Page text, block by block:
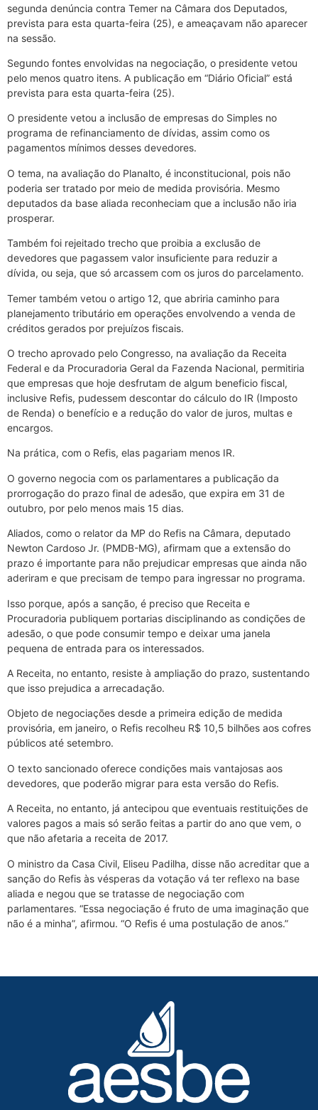
segunda denúncia contra Temer na Câmara dos Deputados,
prevista para esta quarta-feira (25), e ameaçavam não aparecer
na sessão.
Segundo fontes envolvidas na negociação, o presidente vetou
pelo menos quatro itens. A publicação em “Diário Oficial” está
prevista para esta quarta-feira (25).
O presidente vetou a inclusão de empresas do Simples no
programa de refinanciamento de dívidas, assim como os
pagamentos mínimos desses devedores.
O tema, na avaliação do Planalto, é inconstitucional, pois não
poderia ser tratado por meio de medida provisória. Mesmo
deputados da base aliada reconheciam que a inclusão não iria
prosperar.
Também foi rejeitado trecho que proibia a exclusão de
devedores que pagassem valor insuficiente para reduzir a
dívida, ou seja, que só arcassem com os juros do parcelamento.
Temer também vetou o artigo 12, que abriria caminho para
planejamento tributário em operações envolvendo a venda de
créditos gerados por prejuízos fiscais.
O trecho aprovado pelo Congresso, na avaliação da Receita
Federal e da Procuradoria Geral da Fazenda Nacional, permitiria
que empresas que hoje desfrutam de algum beneficio fiscal,
inclusive Refis, pudessem descontar do cálculo do IR (Imposto
de Renda) o benefício e a redução do valor de juros, multas e
encargos.
Na prática, com o Refis, elas pagariam menos IR.
O governo negocia com os parlamentares a publicação da
prorrogação do prazo final de adesão, que expira em 31 de
outubro, por pelo menos mais 15 dias.
Aliados, como o relator da MP do Refis na Câmara, deputado
Newton Cardoso Jr. (PMDB-MG), afirmam que a extensão do
prazo é importante para não prejudicar empresas que ainda não
aderiram e que precisam de tempo para ingressar no programa.
Isso porque, após a sanção, é preciso que Receita e
Procuradoria publiquem portarias disciplinando as condições de
adesão, o que pode consumir tempo e deixar uma janela
pequena de entrada para os interessados.
A Receita, no entanto, resiste à ampliação do prazo, sustentando
que isso prejudica a arrecadação.
Objeto de negociações desde a primeira edição de medida
provisória, em janeiro, o Refis recolheu R$ 10,5 bilhões aos cofres
públicos até setembro.
O texto sancionado oferece condições mais vantajosas aos
devedores, que poderão migrar para esta versão do Refis.
A Receita, no entanto, já antecipou que eventuais restituições de
valores pagos a mais só serão feitas a partir do ano que vem, o
que não afetaria a receita de 2017.
O ministro da Casa Civil, Eliseu Padilha, disse não acreditar que a
sanção do Refis às vésperas da votação vá ter reflexo na base
aliada e negou que se tratasse de negociação com
parlamentares. “Essa negociação é fruto de uma imaginação que
não é a minha”, afirmou. “O Refis é uma postulação de anos.”